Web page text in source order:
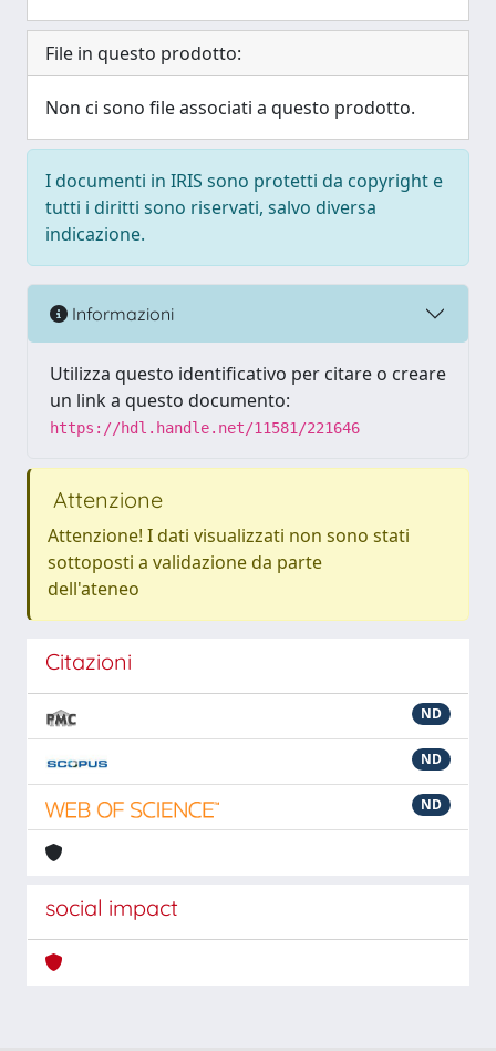
File in questo prodotto:
Non ci sono file associati a questo prodotto.
I documenti in IRIS sono protetti da copyright e
tutti i diritti sono riservati, salvo diversa
indicazione.
Informazioni
Utilizza questo identificativo per citare o creare
un link a questo documento:
https://hdl.handle.net/11581/221646
Attenzione
Attenzione! I dati visualizzati non sono stati
sottoposti a validazione da parte
dell'ateneo
Citazioni
ND
ND
ND
social impact